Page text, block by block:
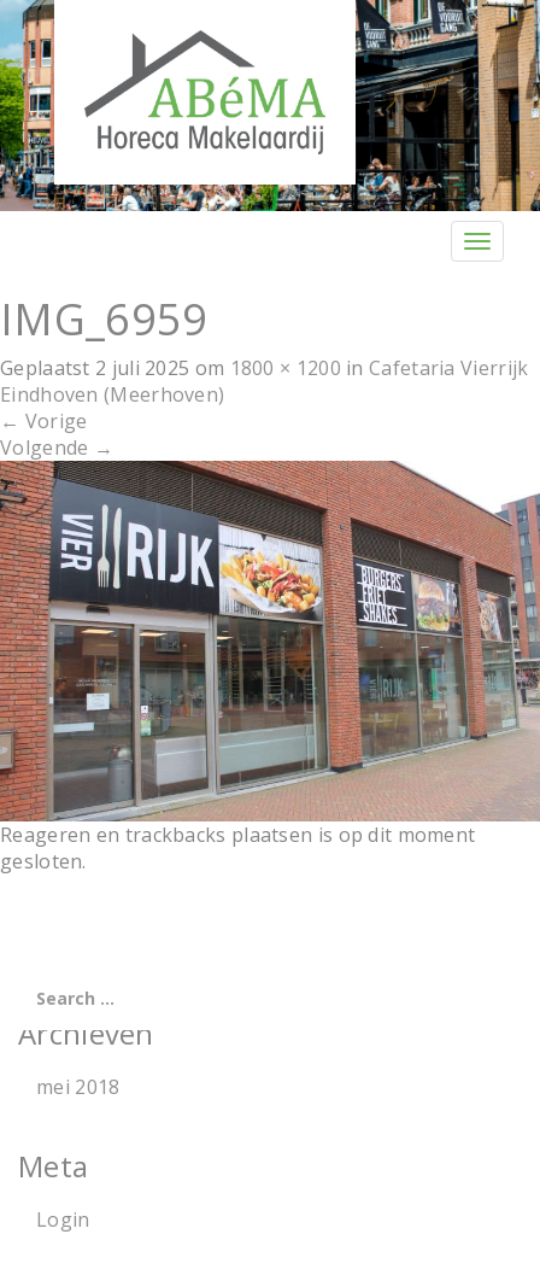
T
e
g
a
t
i
o
n
IMG_6959
Geplaatst 2 juli 2025 om 1800 × 1200 inCafetaria Vierrijk
Eindhoven (Meerhoven)
← Vorige
Volgende →
Reageren en trackbacks plaatsen is op dit moment
gesloten.
Archieven
mei 2018
Meta
Login